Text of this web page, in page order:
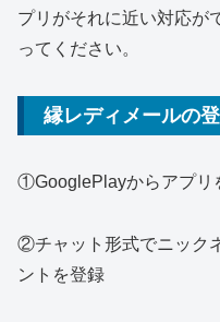
プリがそれに近い対応が
ってください。
縁レディメールの
①GooglePlayからアプリ
②チャット形式でニック
ントを登録